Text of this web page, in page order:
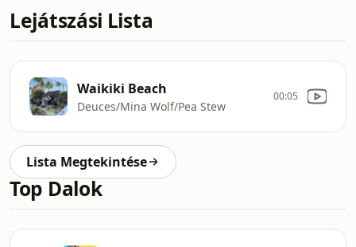
Lejátszási Lista
Waikiki Beach
Deuces/Mina Wolf/Pea Stew
00:05
Lista Megtekintése
Top Dalok